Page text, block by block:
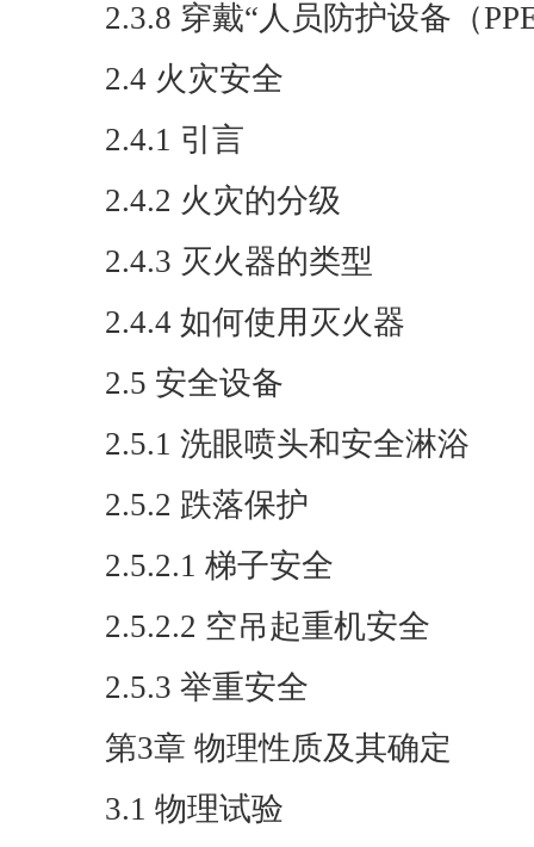
2.3.8 穿戴“人员防护设备（
2.4 火灾安全
2.4.1 引言
2.4.2 火灾的分级
2.4.3 灭火器的类型
2.4.4 如何使用灭火器
2.5 安全设备
2.5.1 洗眼喷头和安全淋浴
2.5.2 跌落保护
2.5.2.1 梯子安全
2.5.2.2 空吊起重机安全
2.5.3 举重安全
第3章 物理性质及其确定
3.1 物理试验